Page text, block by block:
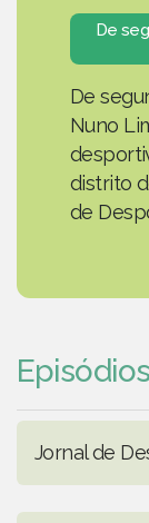
De
De
Nuno
distrito
de
Episódios
Jornal de